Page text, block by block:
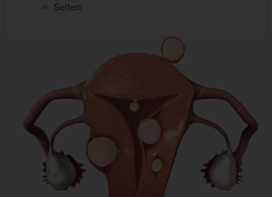
Selten